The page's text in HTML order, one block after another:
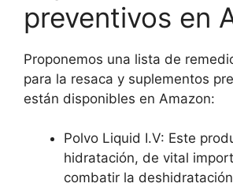
preventivos en
Proponemos una lista de
para la resaca y suplementos
están disponibles en Amazon:
Polvo Liquid I.V: Este
hidratación, de vital
combatir la